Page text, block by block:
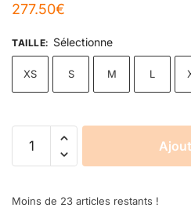
277.50€
TAILLE: Sélectionne
XS S M L
Moins de 23 articles restants !